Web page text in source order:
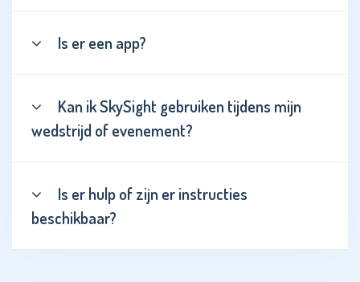
Is er een app?
Kan ik SkySight gebruiken tijdens mijn
wedstrijd of evenement?
Is er hulp of zijn er instructies
beschikbaar?